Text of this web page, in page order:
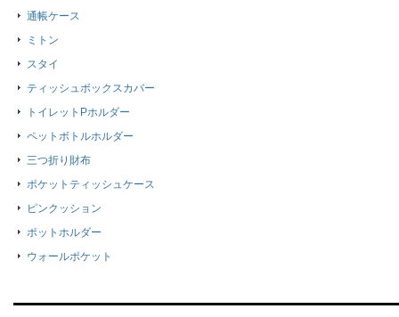
通帳ケース
ミトン
スタイ
ティッシュボックスカバー
トイレットPホルダー
ペットボトルホルダー
三つ折り財布
ポケットティッシュケース
ピンクッション
ポットホルダー
ウォールポケット